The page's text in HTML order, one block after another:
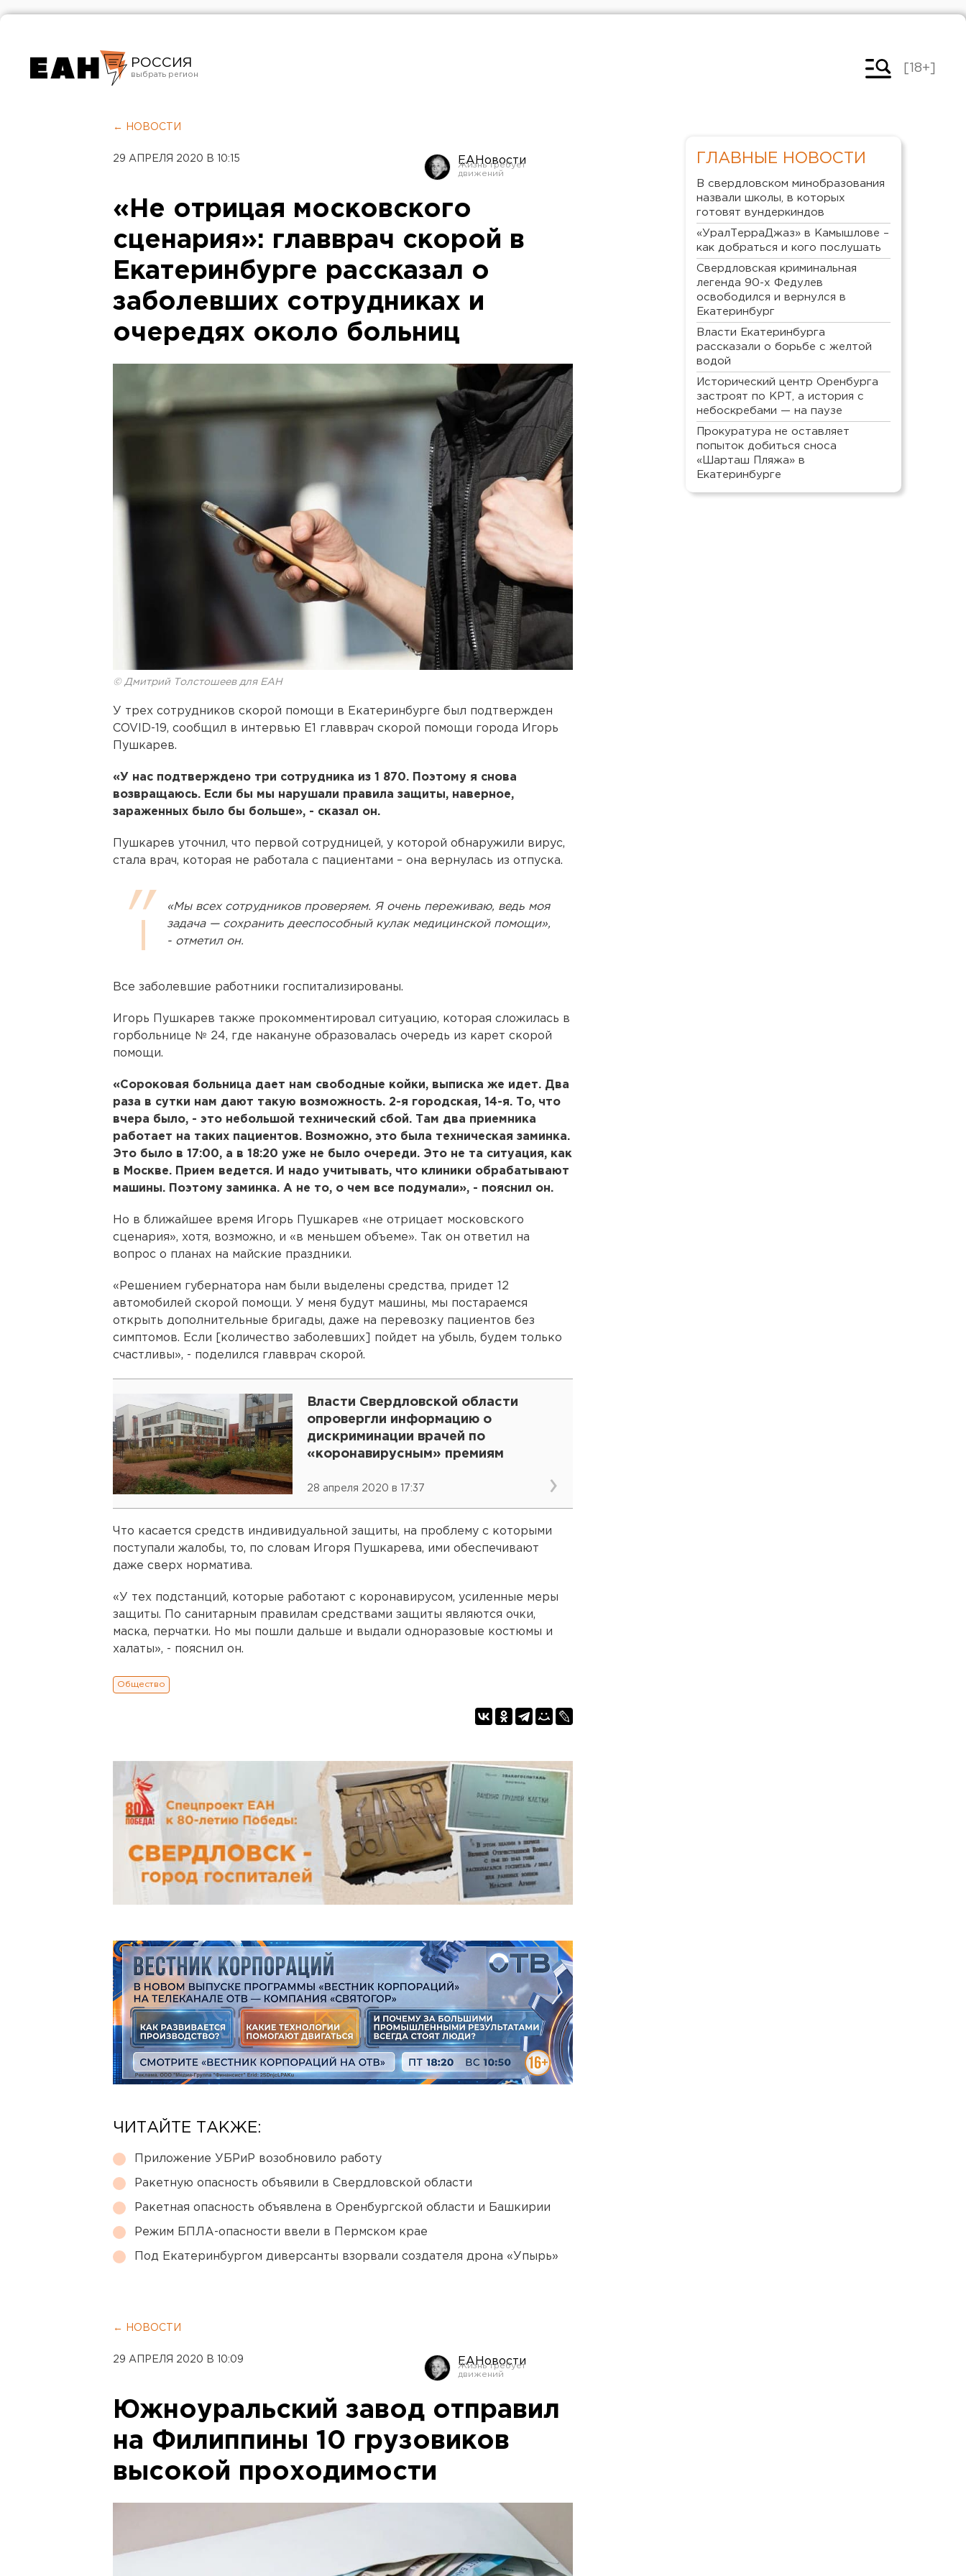
РОССИЯ
Челябинск
[18+]
← НОВОСТИ
29 АПРЕЛЯ 2020 В 10:15 ЕАНовости
«Не отрицая московского
сценария»: главврач скорой в
Екатеринбурге рассказал о
заболевших сотрудниках и
очередях около больниц
© Дмитрий Толстошеев для ЕАН
У трех сотрудников скорой помощи в Екатеринбурге был подтвержден
COVID-19, сообщил в интервью Е1 главврач скорой помощи города Игорь
Пушкарев.
«У нас подтверждено три сотрудника из 1 870. Поэтому я снова
возвращаюсь. Если бы мы нарушали правила защиты, наверное,
зараженных было бы больше», - сказал он.
Пушкарев уточнил, что первой сотрудницей, у которой обнаружили вирус,
стала врач, которая не работала с пациентами – она вернулась из отпуска.
«Мы всех сотрудников проверяем. Я очень переживаю, ведь моя
задача — сохранить дееспособный кулак медицинской помощи»,
- отметил он.
Все заболевшие работники госпитализированы.
Игорь Пушкарев также прокомментировал ситуацию, которая сложилась в
горбольнице № 24, где накануне образовалась очередь из карет скорой
помощи.
«Сороковая больница дает нам свободные койки, выписка же идет. Два
раза в сутки нам дают такую возможность. 2-я городская, 14-я. То, что
вчера было, - это небольшой технический сбой. Там два приемника
работает на таких пациентов. Возможно, это была техническая заминка.
Это было в 17:00, а в 18:20 уже не было очереди. Это не та ситуация, как
в Москве. Прием ведется. И надо учитывать, что клиники обрабатывают
машины. Поэтому заминка. А не то, о чем все подумали», - пояснил он.
Но в ближайшее время Игорь Пушкарев «не отрицает московского
сценария», хотя, возможно, и «в меньшем объеме». Так он ответил на
вопрос о планах на майские праздники.
«Решением губернатора нам были выделены средства, придет 12
автомобилей скорой помощи. У меня будут машины, мы постараемся
открыть дополнительные бригады, даже на перевозку пациентов без
симптомов. Если [количество заболевших] пойдет на убыль, будем только
счастливы», - поделился главврач скорой.
Власти Свердловской области
опровергли информацию о
дискриминации врачей по
«коронавирусным» премиям
28 апреля 2020 в 17:37
Что касается средств индивидуальной защиты, на проблему с которыми
поступали жалобы, то, по словам Игоря Пушкарева, ими обеспечивают
даже сверх норматива.
«У тех подстанций, которые работают с коронавирусом, усиленные меры
защиты. По санитарным правилам средствами защиты являются очки,
маска, перчатки. Но мы пошли дальше и выдали одноразовые костюмы и
халаты», - пояснил он.
Общество
ЧИТАЙТЕ ТАКЖЕ:
Приложение УБРиР возобновило работу
Ракетную опасность объявили в Свердловской области
Ракетная опасность объявлена в Оренбургской области и Башкирии
Режим БПЛА-опасности ввели в Пермском крае
Под Екатеринбургом диверсанты взорвали создателя дрона «Упырь»
← НОВОСТИ
29 АПРЕЛЯ 2020 В 10:09 ЕАНовости
Южноуральский завод отправил
на Филиппины 10 грузовиков
высокой проходимости
ГЛАВНЫЕ НОВОСТИ
В свердловском минобразования
назвали школы, в которых
готовят вундеркиндов
«УралТерраДжаз» в Камышлове –
как добраться и кого послушать
Свердловская криминальная
легенда 90-х Федулев
освободился и вернулся в
Екатеринбург
Власти Екатеринбурга
рассказали о борьбе с желтой
водой
Исторический центр Оренбурга
застроят по КРТ, а история с
небоскребами — на паузе
Прокуратура не оставляет
попыток добиться сноса
«Шарташ Пляжа» в
Екатеринбурге